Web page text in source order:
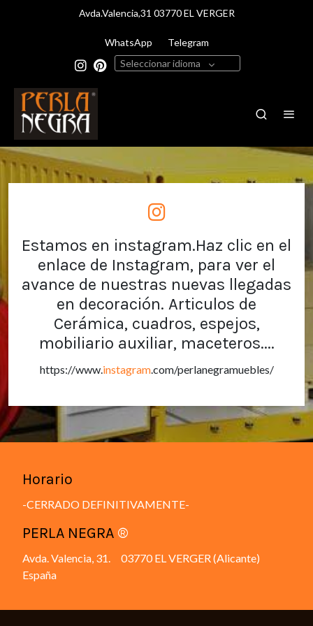
Avda.Valencia,31 03770 EL VERGER
WhatsApp
Telegram
Seleccionar idioma
Estamos en instagram.Haz clic en el
enlace de Instagram, para ver el
avance de nuestras nuevas llegadas
en decoración. Articulos de
Cerámica, cuadros, espejos,
mobiliario auxiliar, maceteros....
https://www.instagram.com/perlanegramuebles/
Horario
-CERRADO DEFINITIVAMENTE-
PERLA NEGRA ®
Avda. Valencia, 31. 03770 EL VERGER (Alicante)
España